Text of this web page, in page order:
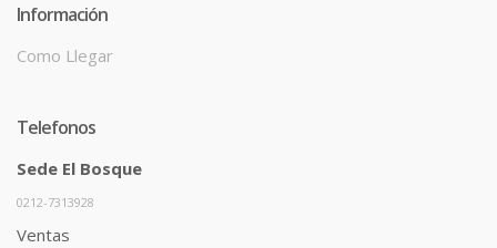
Información
Como Llegar
Telefonos
Sede El Bosque
0212-7313928
Ventas